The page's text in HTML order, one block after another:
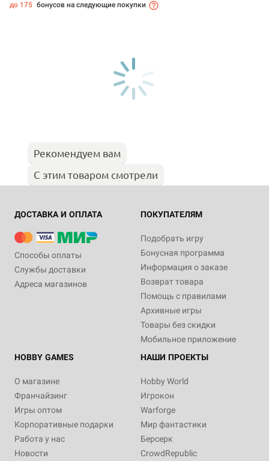
до 175 бонусов на следующие покупки
Рекомендуем вам
С этим товаром смотрели
ДОСТАВКА И ОПЛАТА
Способы оплаты
Службы доставки
Адреса магазинов
ПОКУПАТЕЛЯМ
Подобрать игру
Бонусная программа
Информация о заказе
Возврат товара
Помощь с правилами
Архивные игры
Товары без скидки
Мобильное приложение
HOBBY GAMES
О магазине
Франчайзинг
Игры оптом
Корпоративные подарки
Работа у нас
Новости
НАШИ ПРОЕКТЫ
Hobby World
Игрокон
Warforge
Мир фантастики
Берсерк
CrowdRepublic